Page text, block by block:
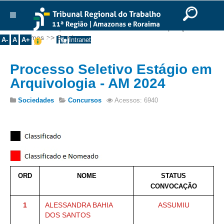
Ir para o rodapé
English
Português Español
A- A A+ Intranet
Institucional
Presidência
Corregedoria
Composição
Seções Especializadas
Varas do Trabalho
Juízes Manaus
Juízes Roraima
Você está aqui:Início >> Institucional >> Composição
Turmas >> Serviços
Processo Seletivo Estágio em
Arquivologia - AM 2024
Sociedades Concursos Acessos: 6940
ORD NOME
STATUS
CONVOCAÇÃO
1
ALESSANDRA BAHIA
DOS SANTOS
ASSUMIU